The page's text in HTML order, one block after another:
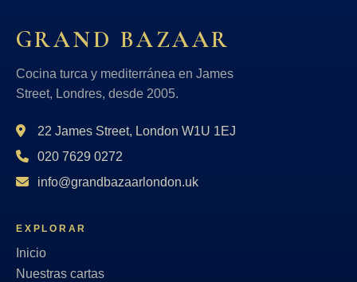
GRAND BAZAAR
Cocina turca y mediterránea en James
Street, Londres, desde 2005.
22 James Street, London W1U 1EJ
020 7629 0272
info@grandbazaarlondon.uk
EXPLORAR
Inicio
Nuestras cartas